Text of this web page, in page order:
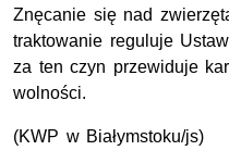
Znęcanie się nad
traktowanie reguluje
za ten czyn przewiduje
wolności.
(KWP w Białymstoku/js)